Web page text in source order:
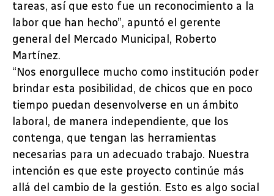
tareas, así que esto fue un reconocimiento a la
labor que han hecho”, apuntó el gerente
general del Mercado Municipal, Roberto
Martínez.
“Nos enorgullece mucho como institución poder
brindar esta posibilidad, de chicos que en poco
tiempo puedan desenvolverse en un ámbito
laboral, de manera independiente, que los
contenga, que tengan las herramientas
necesarias para un adecuado trabajo. Nuestra
intención es que este proyecto continúe más
allá del cambio de la gestión. Esto es algo social